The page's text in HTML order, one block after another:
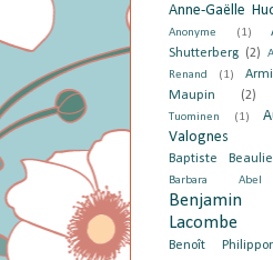
Anne-Gaëlle
Anonyme (1)
Shutterberg (2)
Renand
(1)
Maupin
(2)
Tuominen
(1)
Valognes
Baptiste
Barbara Abel
Benjamin
Lacombe
Benoît